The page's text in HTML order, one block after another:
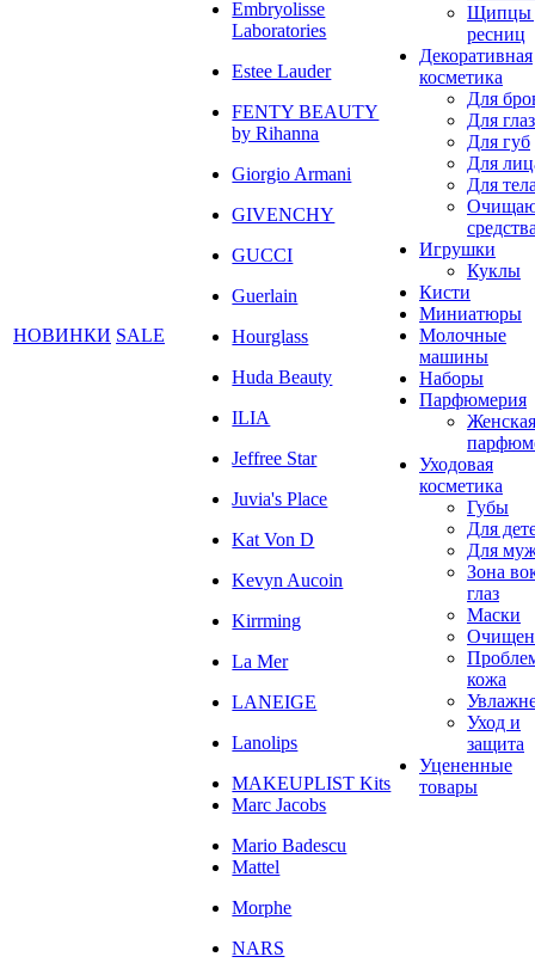
НОВИНКИ SALE
Embryolisse
Laboratories
Estee Lauder
FENTY BEAUTY
by Rihanna
Giorgio Armani
GIVENCHY
GUCCI
Guerlain
Hourglass
Huda Beauty
ILIA
Jeffree Star
Juvia's Place
Kat Von D
Kevyn Aucoin
Kirrming
La Mer
LANEIGE
Lanolips
MAKEUPLIST Kits
Marc Jacobs
Mario Badescu
Mattel
Morphe
NARS
Щипцы
ресниц
Декоративная
косметика
Для
Для глаз
Для губ
Для
Для
Игрушки
Куклы
Кисти
Миниатюры
Молочные
машины
Наборы
Парфюмерия
Женская
Уходовая
косметика
Губы
Для
Для
Зона
глаз
Маски
кожа
Уход и
защита
Уцененные
товары